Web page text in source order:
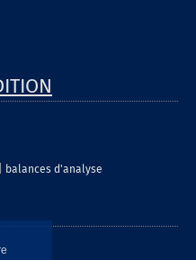
balances d'analyse